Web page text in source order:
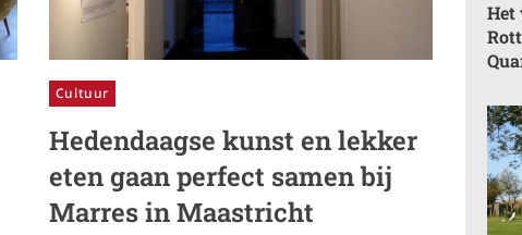
Cultuur
Hedendaagse kunst en lekker
eten gaan perfect samen bij
Marres in Maastricht
Het